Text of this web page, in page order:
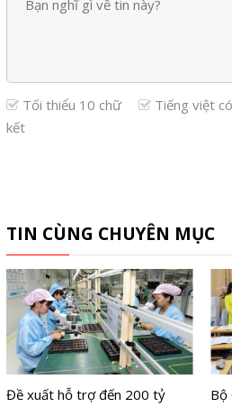
Tối thiểu 10 chữ Tiếng việt
kết
TIN CÙNG CHUYÊN MỤC
Đề xuất hỗ trợ đến 200 tỷ
Bộ